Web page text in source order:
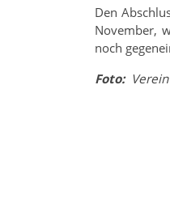
Den
November,
noch
Foto:Verein